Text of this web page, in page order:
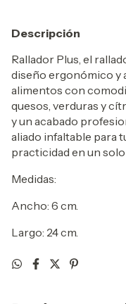
Descripción
Rallador Plus, el
diseño ergonómico y
alimentos con
quesos, verduras y
y un acabado
aliado infaltable para
practicidad en un
Medidas:
Ancho: 6 cm.
Largo: 24 cm.